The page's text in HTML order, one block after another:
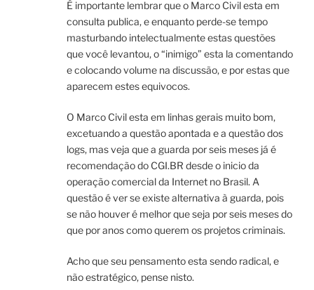
É importante lembrar que o Marco Civil esta em
consulta publica, e enquanto perde-se tempo
masturbando intelectualmente estas questões
que você levantou, o “inimigo” esta la comentando
e colocando volume na discussão, e por estas que
aparecem estes equivocos.
O Marco Civil esta em linhas gerais muito bom,
excetuando a questão apontada e a questão dos
logs, mas veja que a guarda por seis meses já é
recomendação do CGI.BR desde o inicio da
operação comercial da Internet no Brasil. A
questão é ver se existe alternativa à guarda, pois
se não houver é melhor que seja por seis meses do
que por anos como querem os projetos criminais.
Acho que seu pensamento esta sendo radical, e
não estratégico, pense nisto.